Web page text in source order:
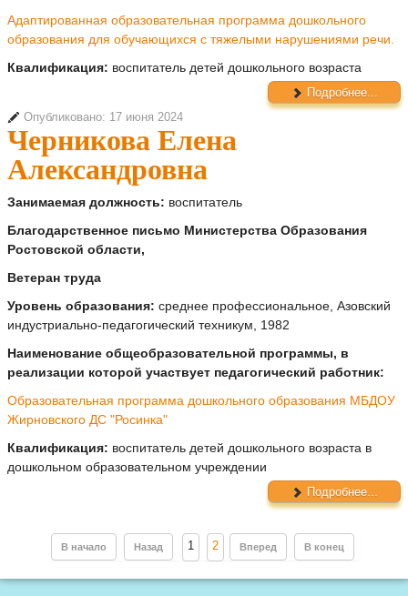
Адаптированная образовательная программа дошкольного
образования для обучающихся с тяжелыми нарушениями речи.
Квалификация: воспитатель детей дошкольного возраста
Подробнее...
Опубликовано: 17 июня 2024
Черникова Елена
Александровна
Занимаемая должность: воспитатель
Благодарственное письмо Министерства Образования
Ростовской области,
Ветеран труда
Уровень образования: среднее профессиональное, Азовский
индустриально-педагогический техникум, 1982
Наименование общеобразовательной программы, в
реализации которой участвует педагогический работник:
Образовательная программа дошкольного образования МБДОУ
Жирновского ДС "Росинка"
Квалификация: воспитатель детей дошкольного возраста в
дошкольном образовательном учреждении
Подробнее...
В начало Назад 1 2 Вперед В конец